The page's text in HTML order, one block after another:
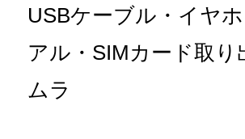
USBケーブル・イヤ
アル・SIMカード取
ムラ